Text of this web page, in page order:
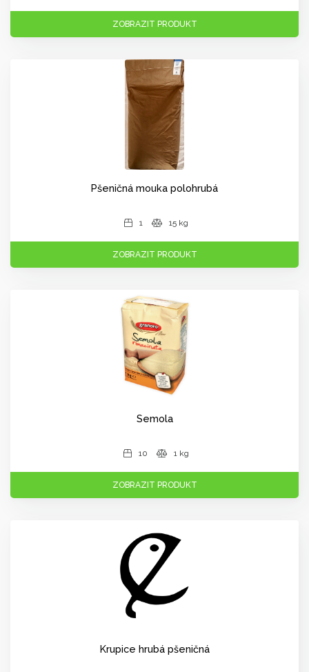
ZOBRAZIT PRODUKT
Pšeničná mouka polohrubá
1 15 kg
ZOBRAZIT PRODUKT
Semola
10 1 kg
ZOBRAZIT PRODUKT
Krupice hrubá pšeničná